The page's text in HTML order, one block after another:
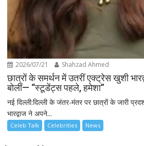
2026/07/21 Shahzad Ahmed
छात्रों के समर्थन में उतरीं एक्ट्रेस खुशी
बोलीं— “स्टूडेंट्स पहले, हमेशा”
नई दिल्ली:दिल्ली के जंतर-मंतर पर छात्रों के जारी
भारद्वाज ने अपने...
Celeb Talk Celebrities News